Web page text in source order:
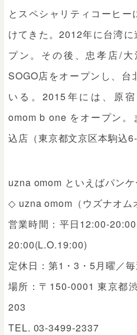
とスペシャリティコーヒ
けてきた。2012年に台湾
プン。その後、忠孝店/
SOGO店をオープンし、台
いる。2015年には、原
omom b one をオープン
込店（東京都文京区本駒込
uzna omom といえばパンケ
◇ uzna omom（ウズナオム
営業時間：平日12:00-
20:00(L.O.19:00)
定休日：第1・3・5月曜／
場所：〒150-0001 東京都
203
TEL. 03-3499-2337